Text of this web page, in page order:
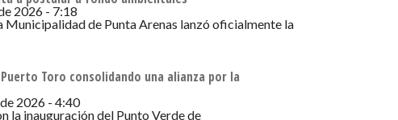
2026 - 7:18
Municipalidad de Punta Arenas lanzó oficialmente la
Toro consolidando una alianza por la
2026 - 4:40
la inauguración del Punto Verde de